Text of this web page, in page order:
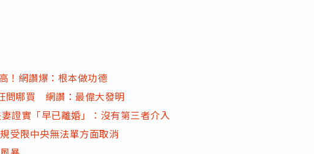
！網讚爆：根本做功德
問哪買 網讚：最偉大發明
證實「早已離婚」：沒有第三者介入
受限中央無法單方面取消